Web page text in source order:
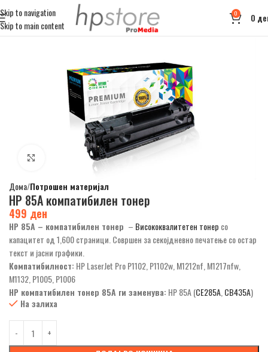
Skip to navigation
Skip to main content
0 0
Click to enlarge
Дома Потрошен материјал
HP 85А компатибилен тонер
499 ден
HP 85А – компатибилен тонер – Висококвалитетен тонер со
капацитет од 1,600 страници. Совршен за секојдневно печатење со остар
текст и јасни графики.
Компатибилност: HP LaserJet Pro P1102, P1102w, M1212nf, M1217nfw,
M1132, P1005, P1006
HP компатибилен тонер 85A ги заменува: HP 85A (CE285A,CB435A)
На залиха